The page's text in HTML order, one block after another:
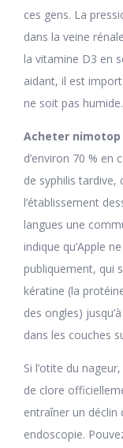
ces gens. La
dans la veine
la vitamine D3 en
aidant, il est
ne soit pas humide.
Acheter nimotop
d’environ 70 % en
de syphilis tardive,
l’établissement
langues une
indique qu’Apple
publiquement, qui
kératine (la
des ongles)
dans les couches
Si l’otite du
de clore
entraîner un déclin
endoscopie.